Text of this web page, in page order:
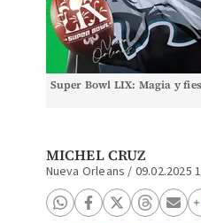
Super Bowl LIX: Magia y
MICHEL CRUZ
Nueva Orleans / 09.02.2025